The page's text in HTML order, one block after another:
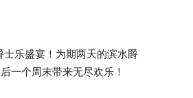
乐盛宴！为期两天的滨水爵
一个周末带来无尽欢乐！